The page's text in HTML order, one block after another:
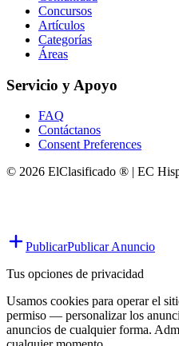
Concursos
Artículos
Categorías
Áreas
Servicio y Apoyo
FAQ
Contáctanos
Consent Preferences
© 2026 ElClasificado ® | EC
PublicarPublicar Anuncio
Tus opciones de privacidad
Usamos cookies para operar el
permiso — personalizar los
anuncios de cualquier forma.